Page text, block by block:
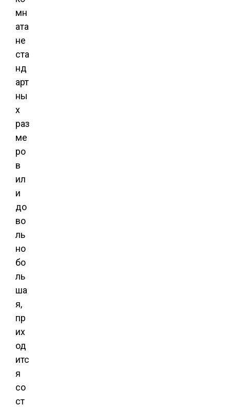
мн
ата
не
ста
нд
арт
ны
х
раз
ме
ро
в
ил
и
до
во
ль
но
бо
ль
ша
я,
пр
их
од
итс
я
со
ст